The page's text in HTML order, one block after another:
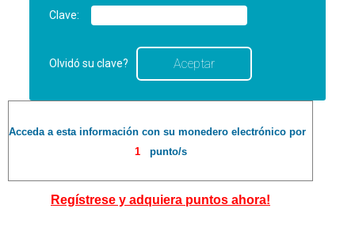
Clave:
Olvidó su clave?
Acceda a esta información con su monedero electrónico por
1
punto/s
Regístrese y adquiera puntos ahora!